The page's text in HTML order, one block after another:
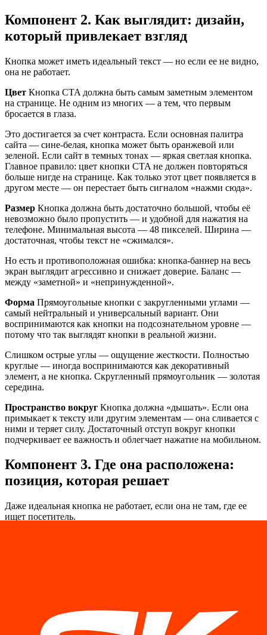
Компонент 2. Как выглядит: дизайн,
который привлекает взгляд
Кнопка может иметь идеальный текст — но если ее не видно,
она не работает.
Цвет Кнопка CTA должна быть самым заметным элементом
на странице. Не одним из многих — а тем, что первым
бросается в глаза.
Это достигается за счет контраста. Если основная палитра
сайта — сине-белая, кнопка может быть оранжевой или
зеленой. Если сайт в темных тонах — яркая светлая кнопка.
Главное правило: цвет кнопки CTA не должен повторяться
больше нигде на странице. Как только этот цвет появляется в
другом месте — он перестает быть сигналом «нажми сюда».
Размер Кнопка должна быть достаточно большой, чтобы её
невозможно было пропустить — и удобной для нажатия на
телефоне. Минимальная высота — 48 пикселей. Ширина —
достаточная, чтобы текст не «сжимался».
Но есть и противоположная ошибка: кнопка-баннер на весь
экран выглядит агрессивно и снижает доверие. Баланс —
между «заметной» и «непринужденной».
Форма Прямоугольные кнопки с закругленными углами —
самый нейтральный и универсальный вариант. Они
воспринимаются как кнопки на подсознательном уровне —
потому что так выглядят кнопки в реальной жизни.
Слишком острые углы — ощущение жесткости. Полностью
круглые — иногда воспринимаются как декоративный
элемент, а не кнопка. Скругленный прямоугольник — золотая
середина.
Пространство вокруг Кнопка должна «дышать». Если она
примыкает к тексту или другим элементам — она сливается с
ними и теряет силу. Достаточный отступ вокруг кнопки
подчеркивает ее важность и облегчает нажатие на мобильном.
Компонент 3. Где она расположена:
позиция, которая решает
Даже идеальная кнопка не работает, если она не там, где ее
ищет посетитель.
После каждого убедительного блокаЛогика проста: как
только вы что-то доказали — дайте возможность действовать.
После блока с отзывами — кнопка. После описания услуги —